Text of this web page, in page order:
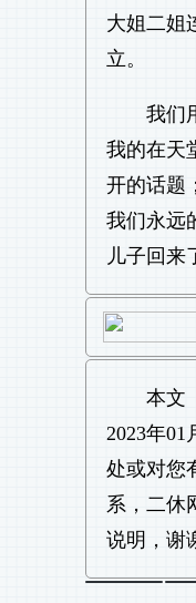
大姐二姐
立。
我们
我的在天
开的话题
我们永远
儿子回来
本文
2023年
处或对您
系，二休
说明，谢